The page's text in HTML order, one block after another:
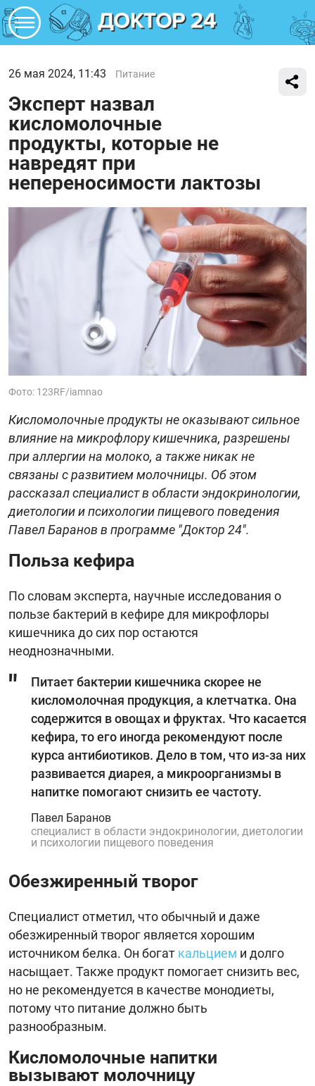
26 мая 2024, 11:43 Питание
Эксперт назвал
кисломолочные
продукты, которые не
навредят при
непереносимости лактозы
Фото: 123RF/iamnao
Кисломолочные продукты не оказывают сильное
влияние на микрофлору кишечника, разрешены
при аллергии на молоко, а также никак не
связаны с развитием молочницы. Об этом
рассказал специалист в области эндокринологии,
диетологии и психологии пищевого поведения
Павел Баранов в программе "Доктор 24".
Польза кефира
По словам эксперта, научные исследования о
пользе бактерий в кефире для микрофлоры
кишечника до сих пор остаются
неоднозначными.
Питает бактерии кишечника скорее не
кисломолочная продукция, а клетчатка. Она
содержится в овощах и фруктах. Что касается
кефира, то его иногда рекомендуют после
курса антибиотиков. Дело в том, что из-за них
развивается диарея, а микроорганизмы в
напитке помогают снизить ее частоту.
Павел Баранов
специалист в области эндокринологии, диетологии
и психологии пищевого поведения
Обезжиренный творог
Специалист отметил, что обычный и даже
обезжиренный творог является хорошим
источником белка. Он богат кальцием и долго
насыщает. Также продукт помогает снизить вес,
но не рекомендуется в качестве монодиеты,
потому что питание должно быть
разнообразным.
Кисломолочные напитки
вызывают молочницу